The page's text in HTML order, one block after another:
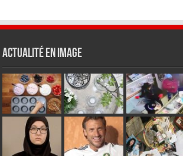
Actualité en Image